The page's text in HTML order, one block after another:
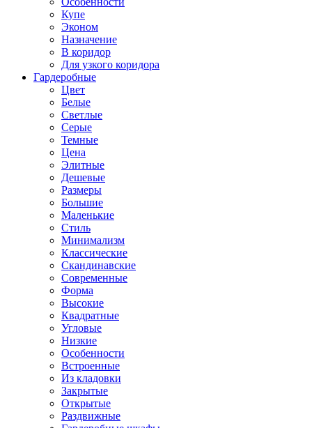
Купе
Эконом
Назначение
В коридор
Для узкого коридора
Гардеробные
Цвет
Белые
Светлые
Серые
Темные
Цена
Элитные
Дешевые
Размеры
Большие
Маленькие
Стиль
Минимализм
Классические
Скандинавские
Современные
Форма
Высокие
Квадратные
Угловые
Низкие
Особенности
Встроенные
Из кладовки
Закрытые
Открытые
Раздвижные